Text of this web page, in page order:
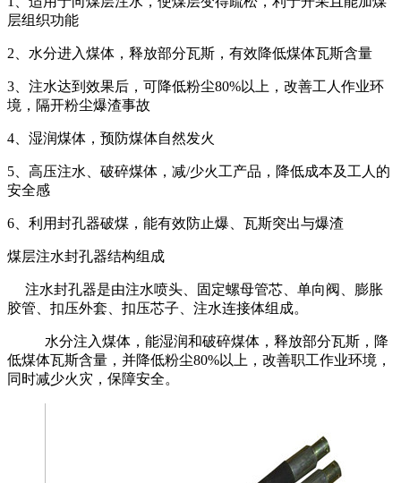
层组织功能
2 、水分进入煤体，释放部分瓦斯，有效降低煤体瓦斯含量
3 、注水达到效果后，可降低粉尘80%以上，改善工人作业环
境，隔开粉尘爆渣事故
4 、湿润煤体，预防煤体自然发火
5 、高压注水、破碎煤体，减/少火工产品，降低成本及工人的
安全感
6 、利用封孔器破煤，能有效防止爆、瓦斯突出与爆渣
煤层注水封孔器结构组成
注水封孔器是由注水喷头、固定螺母管芯、单向阀、膨胀
胶管、扣压外套、扣压芯子、注水连接体组成。
水分注入煤体，能湿润和破碎煤体，释放部分瓦斯，降
低煤体瓦斯含量，并降低粉尘80%以上，改善职工作业环境，
同时减少火灾，保障安全。